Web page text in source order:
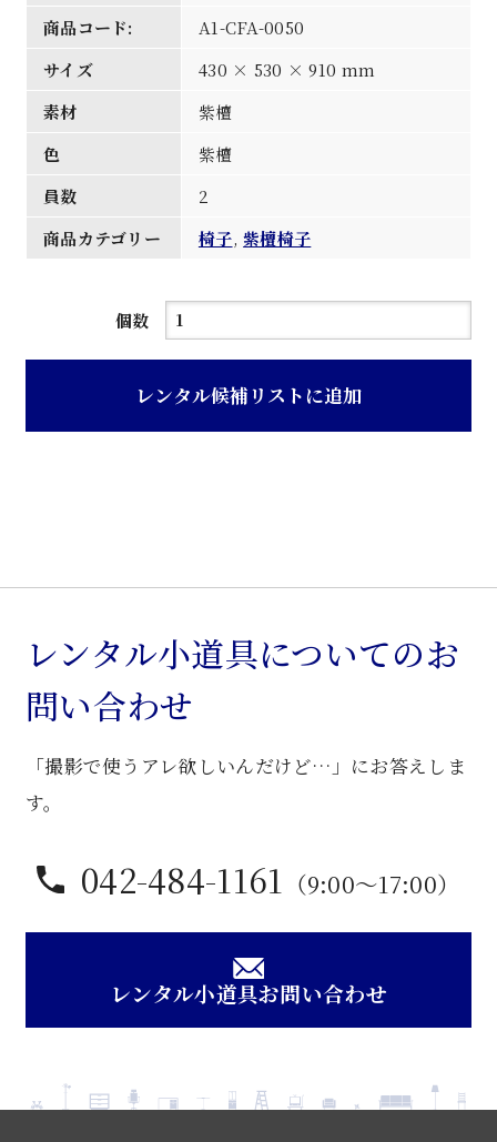
商品コード:
A1-CFA-0050
サイズ
430 × 530 × 910 mm
素材
紫檀
色
紫檀
員数
2
商品カテゴリー
椅子,紫檀椅子
個数
紫
透
ム
椅
子
レンタル候補リストに追加
レンタル小道具についてのお
問い合わせ
「撮影で使うアレ欲しいんだけど…」にお答えしま
す。
042-484-1161 （9:00〜17:00）
レンタル小道具お問い合わせ